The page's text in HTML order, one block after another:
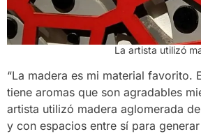
La artista utilizó
“La madera es mi material favorito.
tiene aromas que son agradables
artista utilizó madera aglomerada
y con espacios entre sí para